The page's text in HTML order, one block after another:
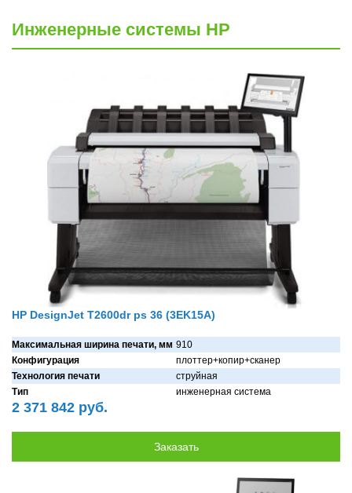
Инженерные системы HP
HP DesignJet T2600dr ps 36 (3EK15A)
Максимальная ширина печати, мм 910
Конфигурация
плоттер+копир+скaнер
Технология печати
струйнaя
Тип
инженерная система
2 371 842 руб.